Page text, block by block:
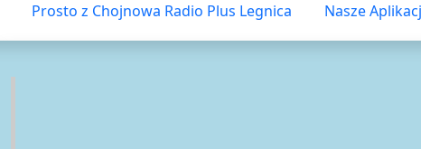
Prosto z Chojnowa Radio Plus Legnica Nasze